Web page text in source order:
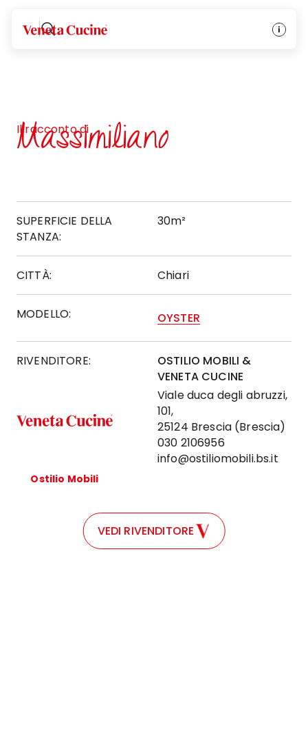
Veneta Cucine
Il racconto di
Massimiliano
SUPERFICIE DELLA
STANZA:
30m²
CITTÀ: Chiari
MODELLO: OYSTER
RIVENDITORE:
Ostilio Mobili
OSTILIO MOBILI &
VENETA CUCINE
Viale duca degli abruzzi,
101,
25124 Brescia (Brescia)
030 2106956
info@ostiliomobili.bs.it
VEDI RIVENDITORE